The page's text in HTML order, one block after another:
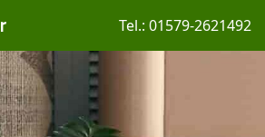
Tel.: 01579-2621492